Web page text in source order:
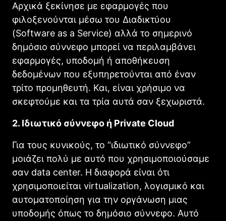
Αρχικά ξεκίνησε με εφαρμογές που
φιλοξενούνται μέσω του Διαδικτύου
(Software as a Service) αλλά το σημερινό
δημόσιο σύννεφο μπορεί να περιλαμβάνει
εφαρμογές, υποδομή ή αποθήκευση
δεδομένων που εξυπηρετούνται από έναν
τρίτο προμηθευτή. Και, είναι χρήσιμο να
σκεφτούμε και τα τρία αυτά σαν ξεχωριστά.
2. Ιδιωτικό σύννεφο ή Private Cloud
Για τους κυνικούς, το “ιδιωτικό σύννεφο”
μοιάζει πολύ με αυτό που χρησιμοποιούσαμε
σαν data center. Η διαφορά είναι ότι
χρησιμοποιείται virtualization, λογισμικό και
αυτοματοποίηση για την οργάνωση μιας
υποδομής όπως το δημόσιο σύννεφο. Αυτό